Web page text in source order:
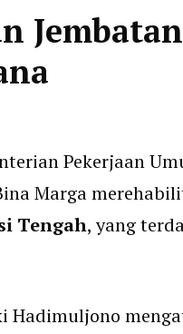
Pekerjaan
Marga
Tengah, yang
Hadimuljono